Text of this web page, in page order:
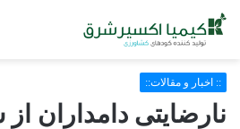
:: اخبار و مقالات::
نارضایتی دامداران